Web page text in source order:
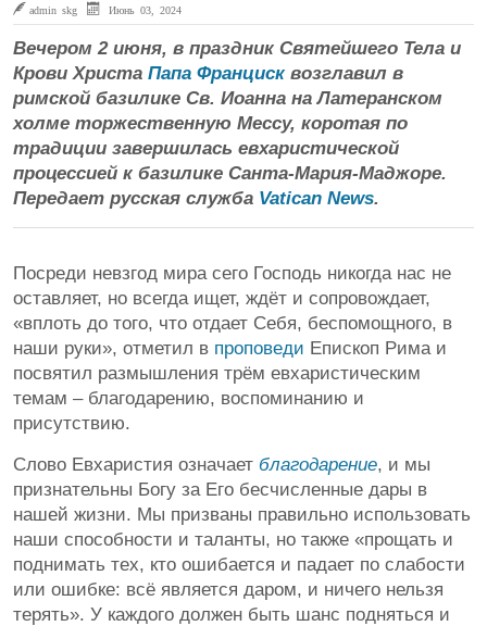
admin skg Июнь 03, 2024
Вечером 2 июня, в праздник Святейшего Тела и
Крови Христа Папа Франциск возглавил в
римской базилике Св. Иоанна на Латеранском
холме торжественную Мессу, коротая по
традиции завершилась евхаристической
процессией к базилике Санта-Мария-Маджоре.
Передает русская служба Vatican News.
Посреди невзгод мира сего Господь никогда нас не
оставляет, но всегда ищет, ждёт и сопровождает,
«вплоть до того, что отдает Себя, беспомощного, в
наши руки», отметил в проповеди Епископ Рима и
посвятил размышления трём евхаристическим
темам – благодарению, воспоминанию и
присутствию.
Слово Евхаристия означает благодарение, и мы
признательны Богу за Его бесчисленные дары в
нашей жизни. Мы призваны правильно использовать
наши способности и таланты, но также «прощать и
поднимать тех, кто ошибается и падает по слабости
или ошибке: всё является даром, и ничего нельзя
терять». У каждого должен быть шанс подняться и